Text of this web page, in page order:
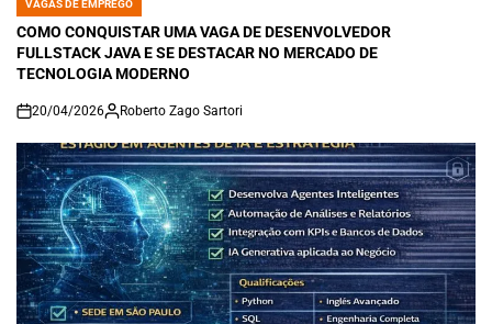
POSTED
IN
VAGAS DE EMPREGO
COMO CONQUISTAR UMA VAGA DE DESENVOLVEDOR
FULLSTACK JAVA E SE DESTACAR NO MERCADO DE
TECNOLOGIA MODERNO
on
20/04/2026 Roberto Zago Sartori